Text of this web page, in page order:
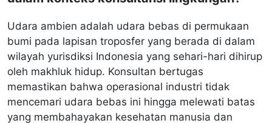
Udara ambien adalah udara bebas di permukaan
bumi pada lapisan troposfer yang berada di dalam
wilayah yurisdiksi Indonesia yang sehari-hari dihirup
oleh makhluk hidup. Konsultan bertugas
memastikan bahwa operasional industri tidak
mencemari udara bebas ini hingga melewati batas
yang membahayakan kesehatan manusia dan